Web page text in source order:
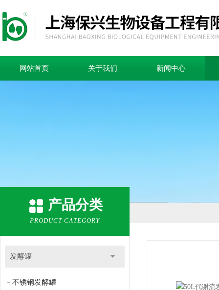
网站首页 关于我们 新闻中心
产品分类
PRODUCT CATEGORY
发酵罐
不锈钢发酵罐